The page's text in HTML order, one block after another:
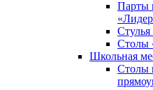
Парты
Столы
Школьная
Столы